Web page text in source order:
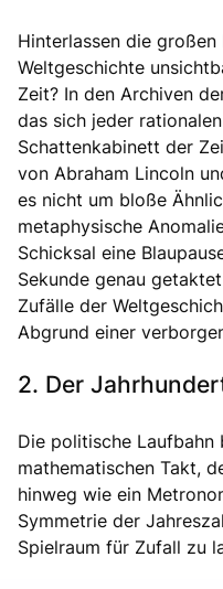
Hinterlassen die
Weltgeschichte
Zeit? In den Archiven
das sich jeder
Schattenkabinett der
von Abraham Lincoln
es nicht um bloße
metaphysische
Schicksal eine
Sekunde genau
Zufälle der
Abgrund einer
2. Der
Die politische
mathematischen Takt,
hinweg wie ein
Symmetrie der
Spielraum für Zufall zu